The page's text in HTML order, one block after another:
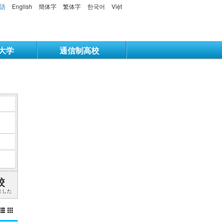
English 簡体字 繁体字 한국어 Việt
学 通信制高校
した